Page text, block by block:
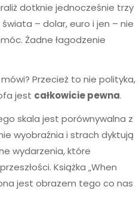
dotknie jednocześnie trzy
– dolar, euro i jen – nie
Żadne łagodzenie
Przecież to nie polityka,
jest całkowicie pewna.
skala jest porównywalna z
wyobraźnia i strach dyktują
wydarzenia, które
Książka „When
jest obrazem tego co nas